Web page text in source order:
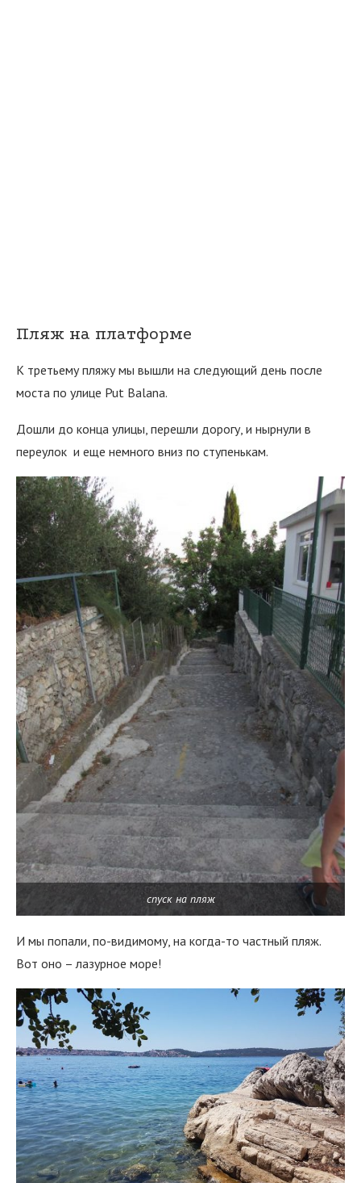
Пляж на платформе
К третьему пляжу мы вышли на следующий день после
моста по улице Put Balana.
Дошли до конца улицы, перешли дорогу, и нырнули в
переулок и еще немного вниз по ступенькам.
спуск на пляж
И мы попали, по-видимому, на когда-то частный пляж.
Вот оно – лазурное море!